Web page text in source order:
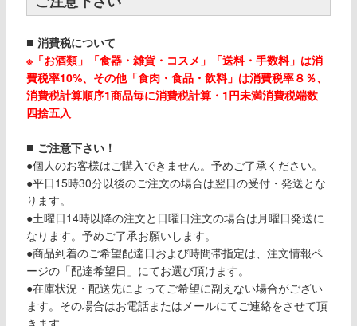
■ 消費税について
※「お酒類」「食器・雑貨・コスメ」「送料・手数料」は消
費税率10%、その他「食肉・食品・飲料」は消費税率８％、
消費税計算順序1商品毎に消費税計算・1円未満消費税端数
四捨五入
■ ご注意下さい！
●個人のお客様はご購入できません。予めご了承ください。
●平日15時30分以後のご注文の場合は翌日の受付・発送とな
ります。
●土曜日14時以降の注文と日曜日注文の場合は月曜日発送に
なります。予めご了承お願いします。
●商品到着のご希望配達日および時間帯指定は、注文情報ペ
ージの「配達希望日」にてお選び頂けます。
●在庫状況・配送先によってご希望に副えない場合がござい
ます。その場合はお電話またはメールにてご連絡をさせて頂
きます。